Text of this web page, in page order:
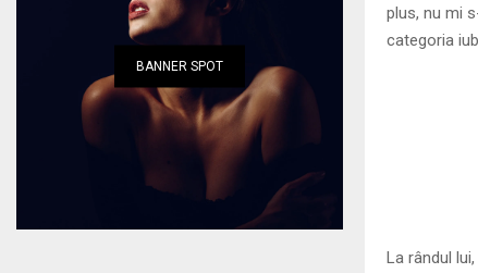
plus, nu mi
categoria
La rândul
BANNER SPOT